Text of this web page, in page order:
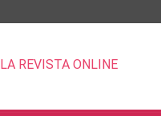
LA REVISTA ONLINE